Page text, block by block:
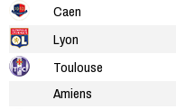
Caen
Lyon
Toulouse
Amiens